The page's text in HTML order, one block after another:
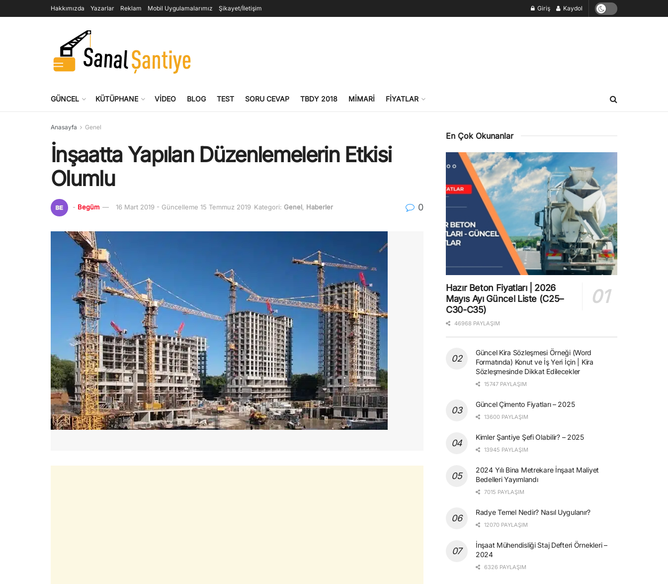
Hakkımızda Yazarlar Reklam Mobil Uygulamalarımız Şikayet/İletişim Giriş Kaydol
GÜNCEL KÜTÜPHANE VIDEO BLOG TEST SORU CEVAP TBDY 2018 MIMARI FIYATLAR
Anasayfa Genel
İnşaatta Yapılan Düzenlemelerin Etkisi
Olumlu
- Begüm 16 Mart 2019 - Güncelleme 15 Temmuz 2019 Kategori: Genel, Haberler 0
En Çok Okunanlar
Hazır Beton Fiyatları | 2026
Mayıs Ayı Güncel Liste (C25–
C30-C35)
46968 PAYLAŞIM
Güncel Kira Sözleşmesi Örneği (Word
Formatında) Konut ve İş Yeri İçin | Kira
Sözleşmesinde Dikkat Edilecekler
15747 PAYLAŞIM
Güncel Çimento Fiyatları – 2025
13600 PAYLAŞIM
Kimler Şantiye Şefi Olabilir? – 2025
13945 PAYLAŞIM
2024 Yılı Bina Metrekare İnşaat Maliyet
Bedelleri Yayımlandı
7015 PAYLAŞIM
Radye Temel Nedir? Nasıl Uygulanır?
12070 PAYLAŞIM
İnşaat Mühendisliği Staj Defteri Örnekleri –
2024
6326 PAYLAŞIM